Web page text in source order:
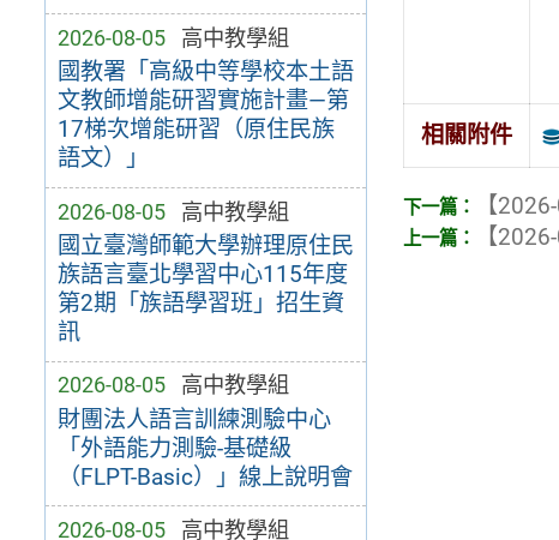
2026-08-05 高中教學組
國教署「高級中等學校本土語
文教師增能研習實施計畫—第
17梯次增能研習（原住民族
語文）」
2026-08-05 高中教學組
國立臺灣師範大學辦理原住民
族語言臺北學習中心115年度
第2期「族語學習班」招生資
訊
2026-08-05 高中教學組
財團法人語言訓練測驗中心
「外語能力測驗-基礎級
（FLPT-Basic）」線上說明會
2026-08-05 高中教學組
相關附件
【
【